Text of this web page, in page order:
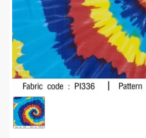
พิมพ์มัดย้อมวงกลมใหญ่(ฟ้านง.แดงเหลือง) #1